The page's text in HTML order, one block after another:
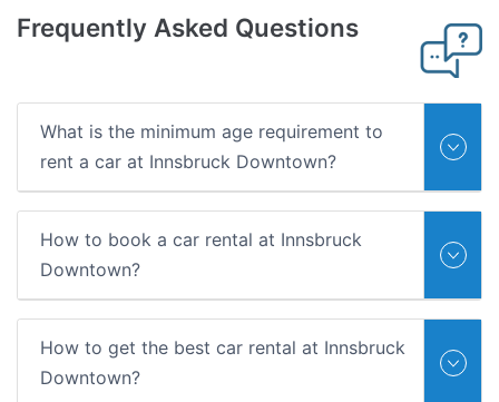
Frequently Asked Questions
What is the minimum age requirement to
rent a car at Innsbruck Downtown?
How to book a car rental at Innsbruck
Downtown?
How to get the best car rental at Innsbruck
Downtown?